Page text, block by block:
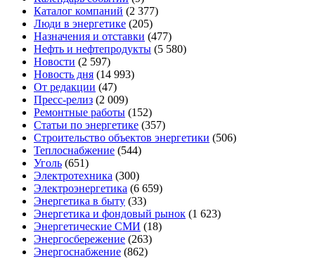
Каталог компаний (2 377)
Люди в энергетике (205)
Назначения и отставки (477)
Нефть и нефтепродукты (5 580)
Новости (2 597)
Новость дня (14 993)
От редакции (47)
Пресс-релиз (2 009)
Ремонтные работы (152)
Статьи по энергетике (357)
Строительство объектов энергетики (506)
Теплоснабжение (544)
Уголь (651)
Электротехника (300)
Электроэнергетика (6 659)
Энергетика в быту (33)
Энергетика и фондовый рынок (1 623)
Энергетические СМИ (18)
Энергосбережение (263)
Энергоснабжение (862)